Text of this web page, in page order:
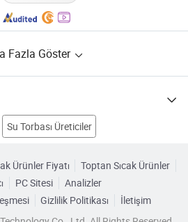
Fazla Göster
Su Torbası Üreticiler
Fabrikalar
Ürünler Fiyatı
Toptan Sıcak Ürünler
PC Sitesi
Analizler
Gizlilik Politikası
İletişim